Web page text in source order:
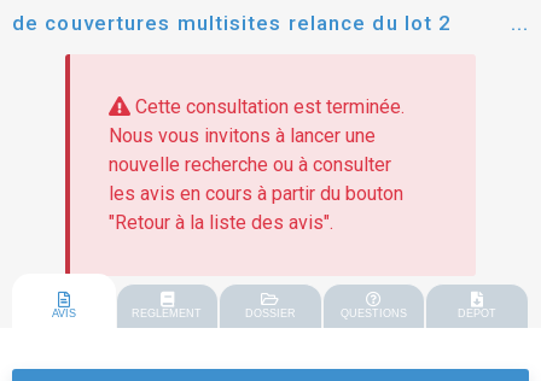
de couvertures multisites relance du lot 2
relance du lot 3
Cette consultation est terminée.
Nous vous invitons à lancer une
nouvelle recherche ou à consulter
les avis en cours à partir du bouton
"Retour à la liste des avis".
AVIS REGLEMENT DOSSIER QUESTIONS DEPOT